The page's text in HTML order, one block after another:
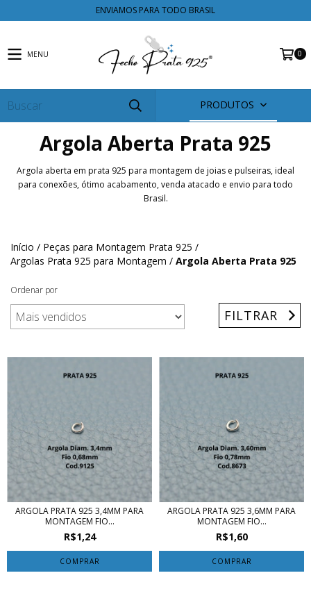
ENVIAMOS PARA TODO BRASIL
MENU 0
PRODUTOS
Argola Aberta Prata 925
Argola aberta em prata 925 para montagem de joias e pulseiras, ideal
para conexões, ótimo acabamento, venda atacado e envio para todo
Brasil.
Início / Peças para Montagem Prata 925 /
Argolas Prata 925 para Montagem / Argola Aberta Prata 925
Ordenar por
FILTRAR
ARGOLA PRATA 925 3,4MM PARA
MONTAGEM FIO...
R$1,24
COMPRAR
ARGOLA PRATA 925 3,6MM PARA
MONTAGEM FIO...
R$1,60
COMPRAR